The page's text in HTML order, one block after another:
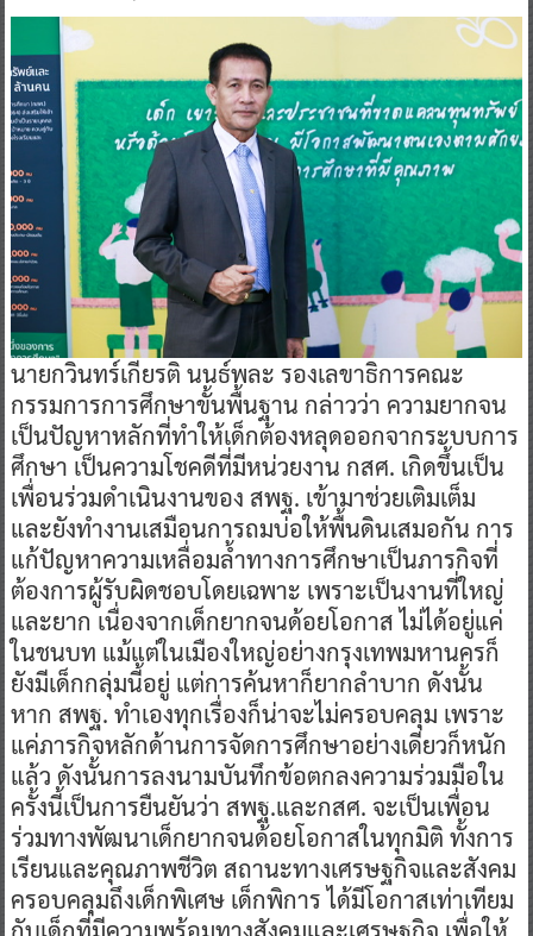
นายกวินทร์เกียรติ นนธ์พละ รองเลขาธิการคณะ
กรรมการการศึกษาขั้นพื้นฐาน กล่าวว่า ความยากจน
เป็นปัญหาหลักที่ทำให้เด็กต้องหลุดออกจากระบบการ
ศึกษา เป็นความโชคดีที่มีหน่วยงาน กสศ. เกิดขึ้นเป็น
เพื่อนร่วมดำเนินงานของ สพฐ. เข้ามาช่วยเติมเต็ม
และยังทำงานเสมือนการถมบ่อให้พื้นดินเสมอกัน การ
แก้ปัญหาความเหลื่อมล้ำทางการศึกษาเป็นภารกิจที่
ต้องการผู้รับผิดชอบโดยเฉพาะ เพราะเป็นงานที่ใหญ่
และยาก เนื่องจากเด็กยากจนด้อยโอกาส ไม่ได้อยู่แค่
ในชนบท แม้แต่ในเมืองใหญ่อย่างกรุงเทพมหานครก็
ยังมีเด็กกลุ่มนี้อยู่ แต่การค้นหาก็ยากลำบาก ดังนั้น
หาก สพฐ. ทำเองทุกเรื่องก็น่าจะไม่ครอบคลุม เพราะ
แค่ภารกิจหลักด้านการจัดการศึกษาอย่างเดียวก็หนัก
แล้ว ดังนั้นการลงนามบันทึกข้อตกลงความร่วมมือใน
ครั้งนี้เป็นการยืนยันว่า สพฐ.และกสศ. จะเป็นเพื่อน
ร่วมทางพัฒนาเด็กยากจนด้อยโอกาสในทุกมิติ ทั้งการ
เรียนและคุณภาพชีวิต สถานะทางเศรษฐกิจและสังคม
ครอบคลุมถึงเด็กพิเศษ เด็กพิการ ได้มีโอกาสเท่าเทียม